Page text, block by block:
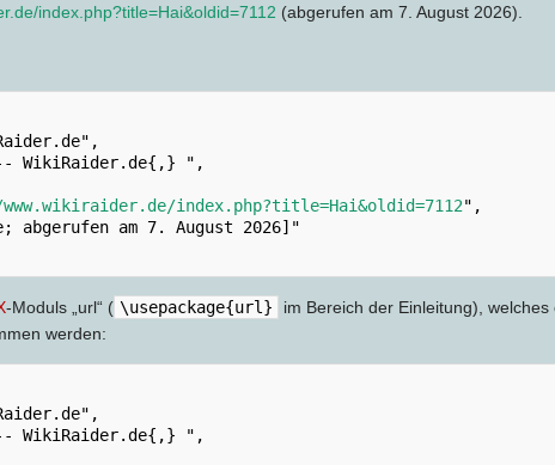
index.php?title=Hai&oldid=7112 (abgerufen am 7. August 2026).
index.php?title=Hai&oldid=7112",
-Moduls „url“ ( \usepackage{url}
im Bereich der Einleitung),
werden: